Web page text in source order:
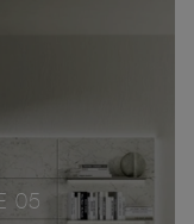
05